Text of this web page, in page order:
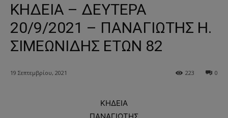
ΚΗΔΕΙΑ – ΔΕΥΤΕΡΑ
20/9/2021 – ΠΑΝΑΓΙΩΤΗΣ Η.
ΣΙΜΕΩΝΙΔΗΣ ΕΤΩΝ 82
19 Σεπτεμβρίου, 2021 0
223
ΚΗΔΕΙΑ